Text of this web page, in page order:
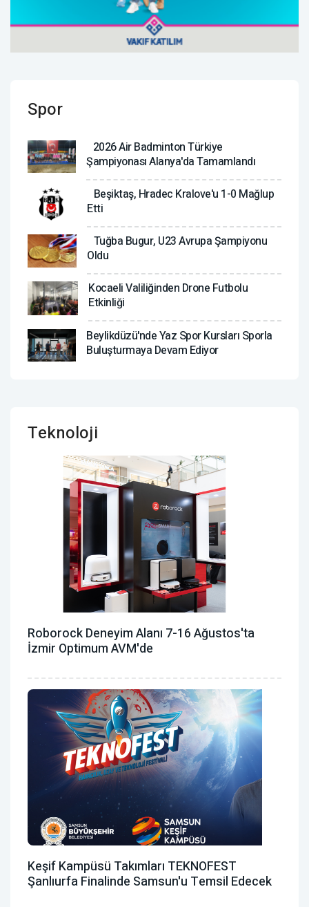
Spor
2026 Air Badminton Türkiye
Şampiyonası Alanya'da Tamamlandı
Beşiktaş, Hradec Kralove'u 1-0 Mağlup
Etti
Tuğba Bugur, U23 Avrupa Şampiyonu
Oldu
Kocaeli Valiliğinden Drone Futbolu
Etkinliği
Beylikdüzü'nde Yaz Spor Kursları Sporla
Buluşturmaya Devam Ediyor
Teknoloji
Roborock Deneyim Alanı 7-16 Ağustos'ta
İzmir Optimum AVM'de
Keşif Kampüsü Takımları TEKNOFEST
Şanlıurfa Finalinde Samsun'u Temsil Edecek